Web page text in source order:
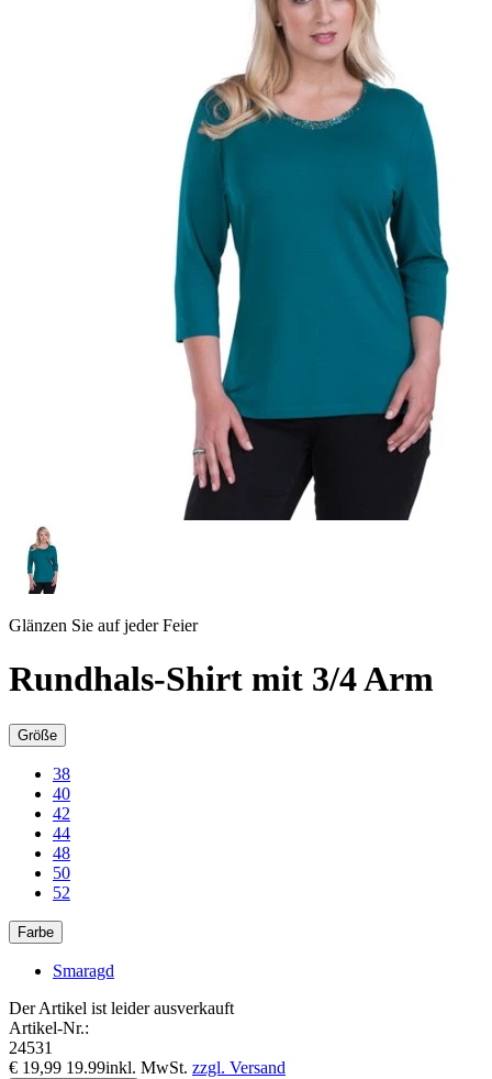
Glänzen Sie auf jeder Feier
Rundhals-Shirt mit 3/4 Arm
Größe
38
40
42
44
48
50
52
Farbe
Smaragd
Der Artikel ist leider ausverkauft
Artikel-Nr.:
24531
€ 19,99 19.99inkl. MwSt. zzgl. Versand